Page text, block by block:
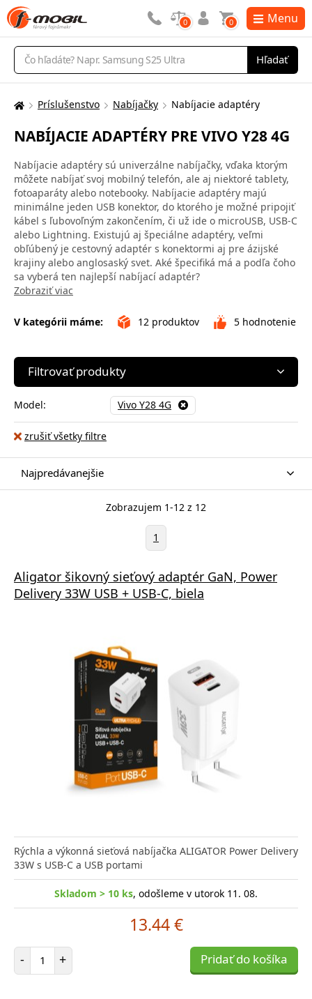
Vyhľadávanie
Hľadať
0 0 Menu
Tu
nachádzate:
Príslušenstvo Nabíjačky Nabíjacie adaptéry
NABÍJACIE ADAPTÉRY PRE VIVO Y28 4G
Nabíjacie adaptéry sú univerzálne nabíjačky, vďaka ktorým
môžete nabíjať svoj mobilný telefón, ale aj niektoré tablety,
fotoaparáty alebo notebooky. Nabíjacie adaptéry majú
minimálne jeden USB konektor, do ktorého je možné pripojiť
kábel s ľubovoľným zakončením, či už ide o microUSB, USB-C
alebo Lightning. Existujú aj špeciálne adaptéry, veľmi
obľúbený je cestovný adaptér s konektormi aj pre ázijské
krajiny alebo anglosaský svet. Aké špecifiká má a podľa čoho
sa vyberá ten najlepší nabíjací adaptér?
Zobraziť viac
V kategórii máme: 12 produktov 5 hodnotenie
Filtrovať produkty
Model: Vivo Y28 4G
zrušiť všetky filtre
Najpredávanejšie
Zobrazujem 1-12 z 12
1
Aligator šikovný sieťový adaptér GaN, Power
Delivery 33W USB + USB-C, biela
Rýchla a výkonná sieťová nabíjačka ALIGATOR Power Delivery
33W s USB-C a USB portami
Skladom > 10 ks, odošleme v utorok 11. 08.
13.44 €
- Počet položiek
+ Pridať do košíka